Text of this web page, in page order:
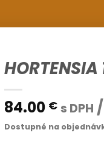
84.00 € s DPH
Dostupné na